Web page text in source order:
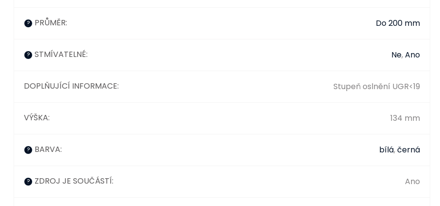
? PRŮMĚR: Do 200 mm
? STMÍVATELNÉ: Ne,Ano
DOPLŇUJÍCÍ INFORMACE: Stupeň oslnění UGR<19
VÝŠKA: 134 mm
? BARVA: bílá,černá
? ZDROJ JE SOUČÁSTÍ: Ano